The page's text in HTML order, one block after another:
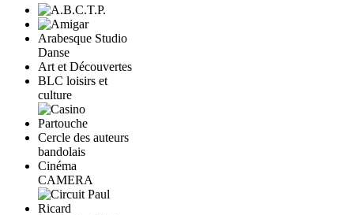
Arabesque Studio
Danse
Art et Découvertes
BLC loisirs et
culture
Cercle des auteurs
bandolais
Cinéma
CAMERA